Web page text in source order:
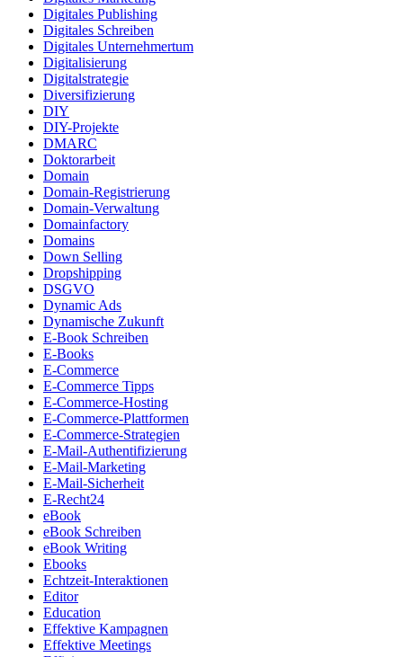
Digitales Publishing
Digitales Schreiben
Digitales Unternehmertum
Digitalisierung
Digitalstrategie
Diversifizierung
DIY
DIY-Projekte
DMARC
Doktorarbeit
Domain
Domain-Registrierung
Domain-Verwaltung
Domainfactory
Domains
Down Selling
Dropshipping
DSGVO
Dynamic Ads
Dynamische Zukunft
E-Book Schreiben
E-Books
E-Commerce
E-Commerce Tipps
E-Commerce-Hosting
E-Commerce-Plattformen
E-Commerce-Strategien
E-Mail-Authentifizierung
E-Mail-Marketing
E-Mail-Sicherheit
E-Recht24
eBook
eBook Schreiben
eBook Writing
Ebooks
Echtzeit-Interaktionen
Editor
Education
Effektive Kampagnen
Effektive Meetings